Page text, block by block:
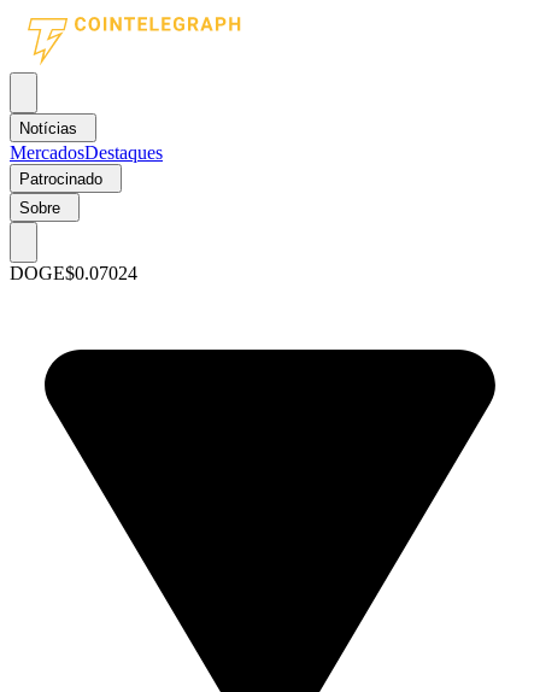
Notícias
MercadosDestaques
Patrocinado
Sobre
DOGE$0.07024